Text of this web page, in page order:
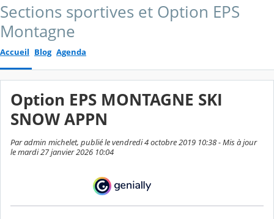
Sections sportives et Option EPS
Montagne
Accueil Blog Agenda
Option EPS MONTAGNE SKI
SNOW APPN
Par admin michelet, publié le vendredi 4 octobre 2019 10:38 - Mis à jour
le mardi 27 janvier 2026 10:04